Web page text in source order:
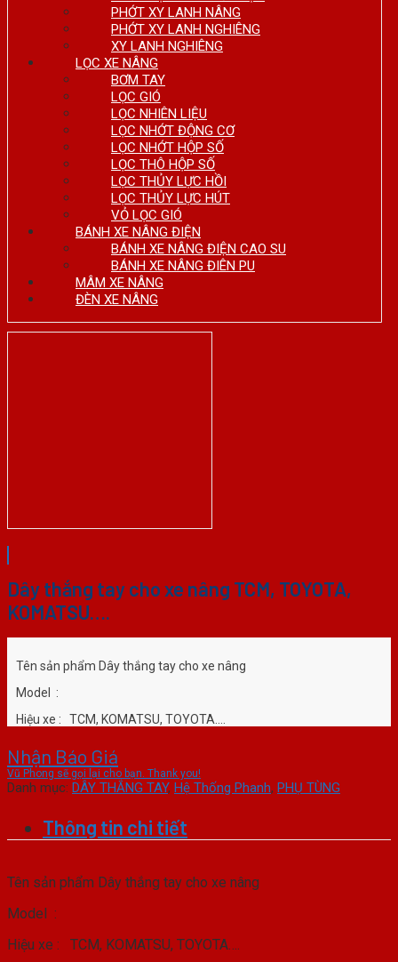
PHỚT XY LANH NÂNG
PHỚT XY LANH NGHIÊNG
XY LANH NGHIÊNG
LỌC XE NÂNG
BƠM TAY
LỌC GIÓ
LỌC NHIÊN LIỆU
LỌC NHỚT ĐỘNG CƠ
LỌC NHỚT HỘP SỐ
LỌC THÔ HỘP SỐ
LỌC THỦY LỰC HỒI
LỌC THỦY LỰC HÚT
VỎ LỌC GIÓ
BÁNH XE NÂNG ĐIỆN
BÁNH XE NÂNG ĐIỆN CAO SU
BÁNH XE NÂNG ĐIÊN PU
MÂM XE NÂNG
ĐÈN XE NÂNG
Dây thắng tay cho xe nâng TCM, TOYOTA,
KOMATSU….
Tên sản phẩm Dây thắng tay cho xe nâng
Model :
Hiệu xe : TCM, KOMATSU, TOYOTA….
lòng liên hệ hotline để được tư vấn chính xác về chi tiết sản phẩm.
Cảm ơn quý khách hàng !
Nhận Báo Giá
Vũ Phong sẽ gọi lại cho bạn. Thank you!
Danh mục: DÂY THẮNG TAY, Hệ Thống Phanh, PHỤ TÙNG
Thông tin chi tiết
Tên sản phẩm Dây thắng tay cho xe nâng
Model :
Hiệu xe : TCM, KOMATSU, TOYOTA….